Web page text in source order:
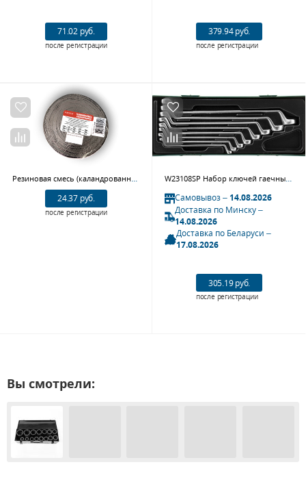
71.02 руб.
после регистрации
379.94 руб.
после регистрации
24.37 руб.
после регистрации
Самовывоз –14.08.2026
Доставка по Минску –
14.08.2026
Доставка по Беларуси –
17.08.2026
305.19 руб.
после регистрации
Вы смотрели: